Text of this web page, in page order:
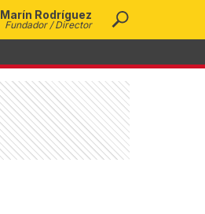
Rodríguez
Fundador / Director